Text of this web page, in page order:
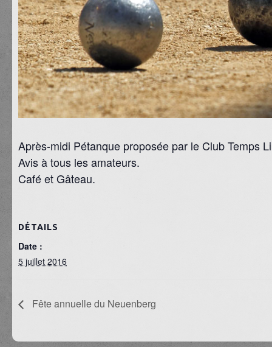
Après-midi Pétanque proposée par le Club Temps
Avis à tous les amateurs.
Café et Gâteau.
DÉTAILS
Date :
5 juillet 2016
Fête annuelle du Neuenberg